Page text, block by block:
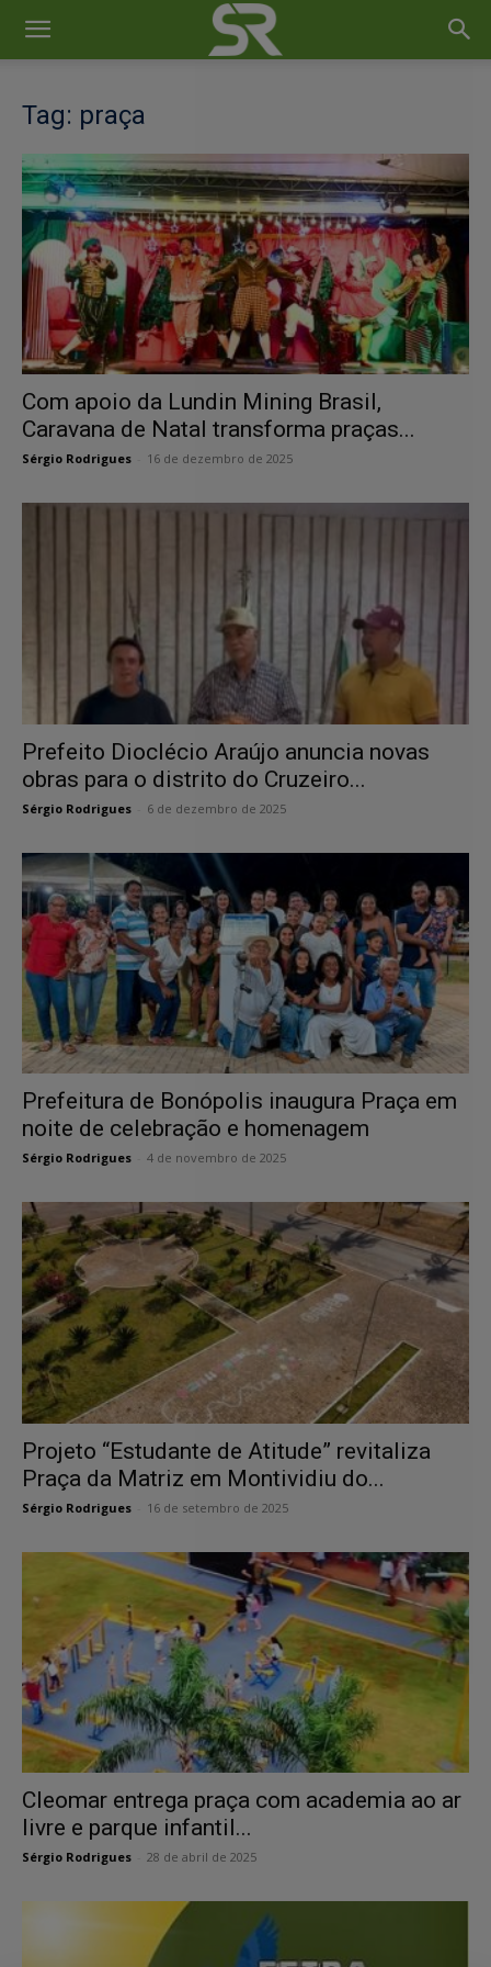
Tag: praça
Com apoio da Lundin Mining Brasil,
Caravana de Natal transforma praças...
Sérgio Rodrigues 16 de dezembro de 2025
Prefeito Dioclécio Araújo anuncia novas
obras para o distrito do Cruzeiro...
Sérgio Rodrigues 6 de dezembro de 2025
Prefeitura de Bonópolis inaugura Praça em
noite de celebração e homenagem
Sérgio Rodrigues 4 de novembro de 2025
Projeto “Estudante de Atitude” revitaliza
Praça da Matriz em Montividiu do...
Sérgio Rodrigues 16 de setembro de 2025
Cleomar entrega praça com academia ao ar
livre e parque infantil...
Sérgio Rodrigues 28 de abril de 2025